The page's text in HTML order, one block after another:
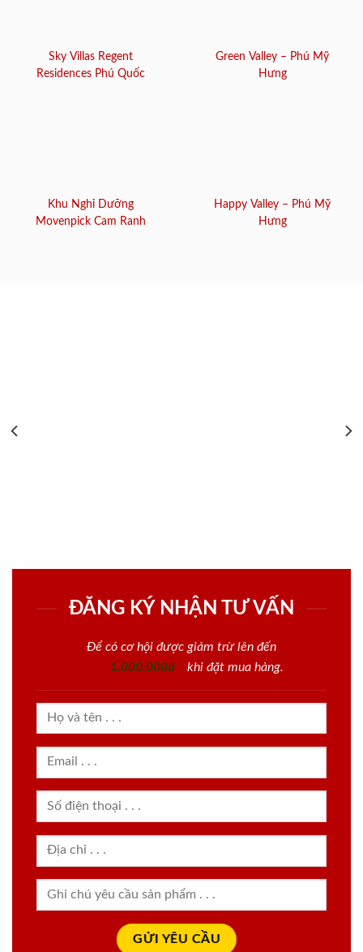
Sky Villas Regent
Residences Phú Quốc
Green Valley – Phú Mỹ
Hưng
Khu Nghỉ Dưỡng
Movenpick Cam Ranh
Happy Valley – Phú Mỹ
Hưng
ĐĂNG KÝ NHẬN TƯ VẤN
Để có cơ hội được giảm trừ lên đến
1.000.000đ
khi đặt mua hàng.